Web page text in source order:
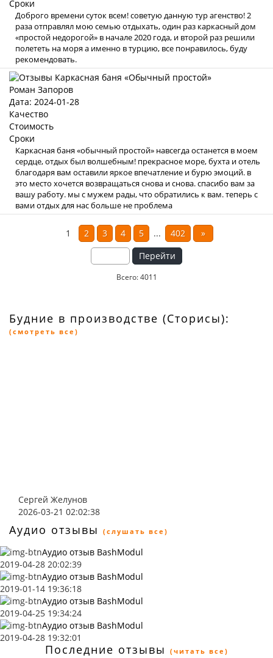
Сроки
Доброго времени суток всем! советую данную тур агенство! 2
раза отправлял мою семью отдыхать, один раз каркасный дом
«простой недорогой» в начале 2020 года, и второй раз решили
полететь на моря а именно в турцию, все понравилось, буду
рекомендовать.
Роман Запоров
Дата: 2024-01-28
Качество
Стоимость
Сроки
Каркасная баня «обычный простой» навсегда останется в моем
сердце, отдых был волшебным! прекрасное море, бухта и отель
благодаря вам оставили яркое впечатление и бурю эмоций. в
это место хочется возвращаться снова и снова. спасибо вам за
вашу работу. мы с мужем рады, что обратились к вам. теперь с
вами отдых для нас больше не проблема
1 2 3 4 5 ... 402
»
Перейти
Всего: 4011
Будние в производстве (Сторисы):
(смотреть все)
Сергей Желунов
2026-03-21 02:02:38
Аудио отзывы (слушать все)
Аудио отзыв BashModul
2019-04-28 20:02:39
Аудио отзыв BashModul
2019-01-14 19:36:18
Аудио отзыв BashModul
2019-04-25 19:34:24
Аудио отзыв BashModul
2019-04-28 19:32:01
Последние отзывы (читать все)